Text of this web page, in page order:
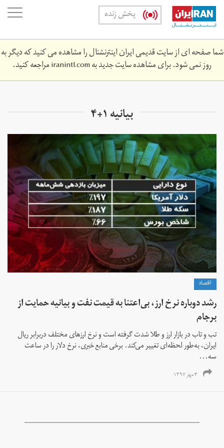
Skip
main
content
پخش زنده
شما صفحه ای از سایت قدیمی ایران اینترنشنال را مشاهده می کنید که دیگر به
روز نمی شود. برای مشاهده سایت جدید بهiranintl.comمراجعه کنید.
بیانیه ۱+۴
اقتصاد
رشد دوباره نرخ ارز، بی‌اعتنا به قیمت نفت و بیانیه حمایت از
برجام
تب و تاب در بازار ارز و طلا شدت گرفته است و نرخ ارزهای مختلف دربرابر ریال
ایران، به‌طور لحظه‌ای تغییر می‌کند. برخی منابع خبری، نرخ دلار را در ساعت
سه...
۴ مهر ۱۳۹۷